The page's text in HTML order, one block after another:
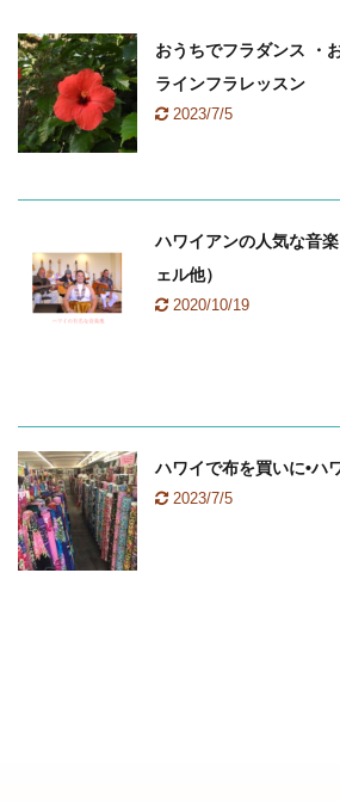
おうちでフラダンス ・
ラインフラレッスン
2023/7/5
ハワイアンの人気な音
ェル他）
2020/10/19
ハワイで布を買いに•ハ
2023/7/5